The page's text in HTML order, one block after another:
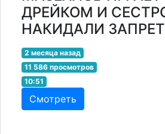
ДРЕЙКОМ И
НАКИДАЛИ
2 месяца назад
11 586 просмотров
10:51
Смотреть